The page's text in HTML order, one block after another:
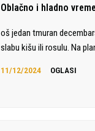
Oblačno i hladno
oš jedan tmuran
slabu kišu ili rosulu. Na
11/12/2024 OGLASI